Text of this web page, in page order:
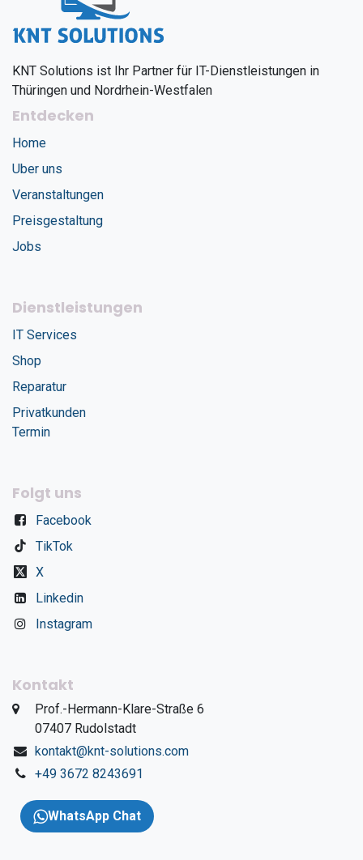
KNT Solutions ist Ihr Partner für IT-Dienstleistungen in
Thüringen und Nordrhein-Westfalen
Entdecken
Home
Uber uns
Veranstaltungen
Preisgestaltung
Jobs
Dienstleistungen
IT Services
Shop
Reparatur
Privatkunden
Termin
Folgt uns
Facebook
TikTok
X
Linkedin
Instagram
Kontakt
​Prof.-Hermann-Klare-Straße 6
​07407 Rudolstadt
kontakt@knt-solutions.com
+49 3672 8243691
WhatsApp Chat